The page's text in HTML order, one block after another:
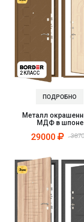
2 КЛАСС
ПОДРОБНО
Металл
МДФ в шпоне
29000